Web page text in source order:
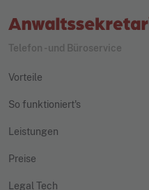
Telefon - und Büroservice
Vorteile
So funktioniert's
Leistungen
Preise
Legal Tech